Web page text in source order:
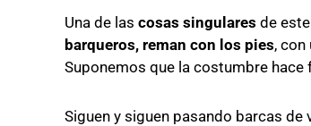
Una de las cosas singulares de
barqueros, reman con los pies, con
Suponemos que la costumbre hace
Siguen y siguen pasando barcas de